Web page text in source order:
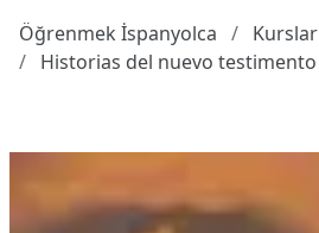
Öğrenmek İspanyolca
Kurslar
Historias del nuevo testimento